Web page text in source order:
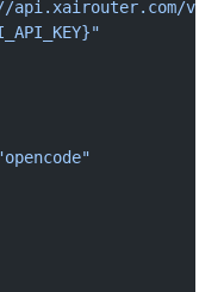
api.xairouter.com/v1",